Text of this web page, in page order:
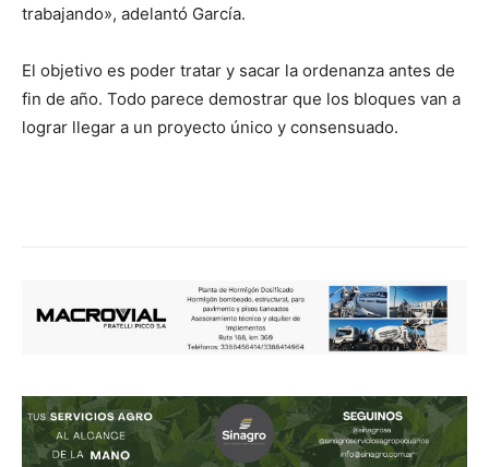
trabajando», adelantó García.
El objetivo es poder tratar y sacar la ordenanza antes de
fin de año. Todo parece demostrar que los bloques van a
lograr llegar a un proyecto único y consensuado.